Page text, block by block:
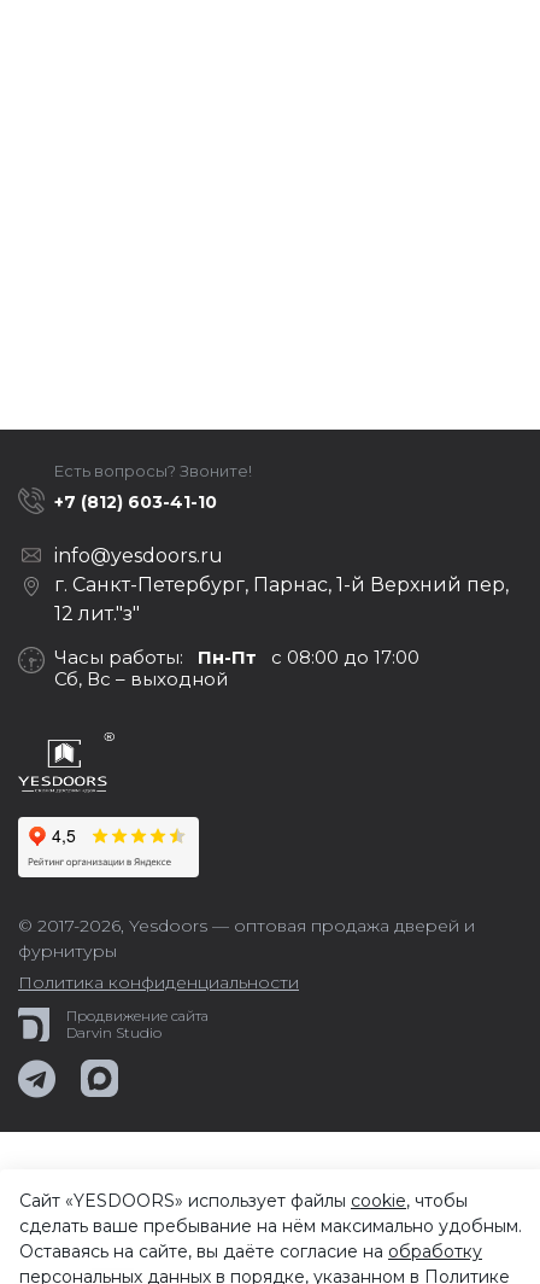
© 2017-2026, Yesdoors — оптовая продажа дверей и
фурнитуры
Политика конфиденциальности
Продвижение сайта
Darvin Studio
Есть вопросы? Звоните!
+7 (812) 603-41-10
info@yesdoors.ru
г. Санкт-Петербург, Парнас, 1-й Верхний пер,
12 лит."з"
Часы работы: Пн-Пт с 08:00 до 17:00
Сб, Вс – выходной
Сайт «YESDOORS» использует файлы cookie, чтобы
сделать ваше пребывание на нём максимально удобным.
Оставаясь на сайте, вы даёте согласие на обработку
персональных данных в порядке, указанном в Политике